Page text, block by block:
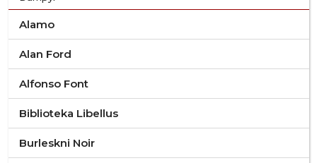
Alamo
Alan Ford
Alfonso Font
Biblioteka Libellus
Burleskni Noir